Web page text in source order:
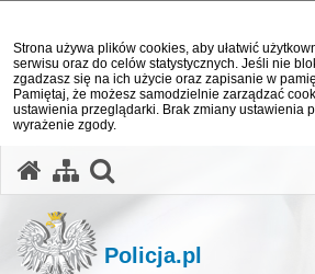
Strona używa plików cookies, aby ułatwić
serwisu oraz do celów statystycznych. Jeśli nie
zgadzasz się na ich użycie oraz zapisanie w
Pamiętaj, że możesz samodzielnie zarządzać
ustawienia przeglądarki. Brak zmiany ustawienia
wyrażenie zgody.
Policja.pl